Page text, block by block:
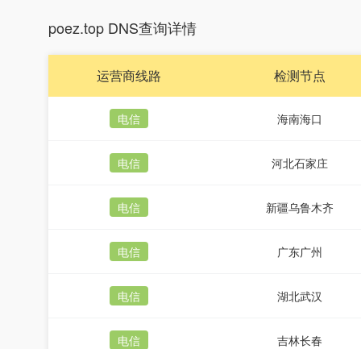
poez.top DNS查询详情
运营商线路 检测节点
电信 海南海口
电信 河北石家庄
电信 新疆乌鲁木齐
电信 广东广州
电信 湖北武汉
电信 吉林长春